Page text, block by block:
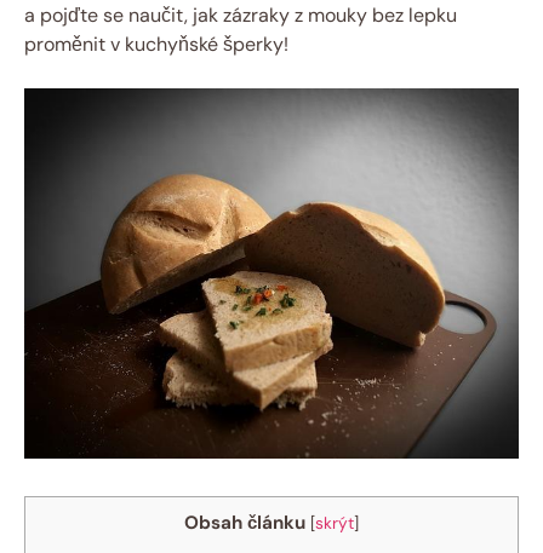
a pojďte se naučit, jak⁣ zázraky z mouky bez lepku
proměnit⁤ v kuchyňské šperky!
Obsah článku [skrýt]